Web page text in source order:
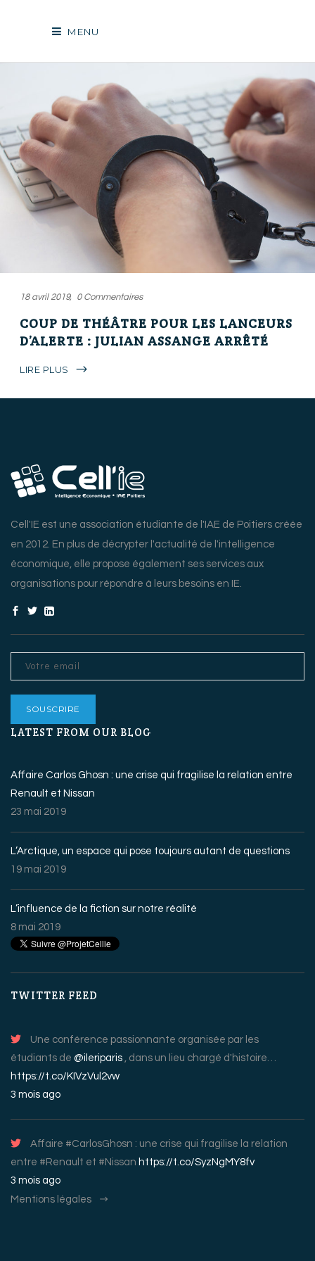
MENU
18 avril 2019 0 Commentaires
COUP DE THÉÂTRE POUR LES LANCEURS
D’ALERTE : JULIAN ASSANGE ARRÊTÉ
LIRE PLUS
Cell'IE est une association étudiante de l'IAE de Poitiers créée
en 2012. En plus de décrypter l'actualité de l'intelligence
économique, elle propose également ses services aux
organisations pour répondre à leurs besoins en IE.
LATEST FROM OUR BLOG
Affaire Carlos Ghosn : une crise qui fragilise la relation entre
Renault et Nissan
23 mai 2019
L’Arctique, un espace qui pose toujours autant de questions
19 mai 2019
L’influence de la fiction sur notre réalité
8 mai 2019
TWITTER FEED
Une conférence passionnante organisée par les
étudiants de @ileriparis , dans un lieu chargé d'histoire…
https://t.co/KIVzVul2vw
3 mois ago
Affaire #CarlosGhosn : une crise qui fragilise la relation
entre #Renault et #Nissan https://t.co/SyzNgMY8fv
3 mois ago
Mentions légales